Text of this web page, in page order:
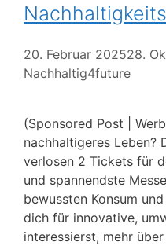
20. Februar 202528.
Nachhaltig4future
(Sponsored Post |
nachhaltigeres Leben?
verlosen 2 Tickets für
und spannendste
bewussten Konsum
dich für innovative,
interessierst, mehr